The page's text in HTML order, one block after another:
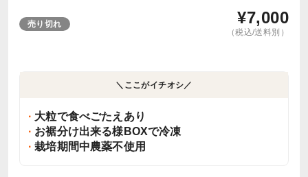
売り切れ ¥7,000
（税込/送料別）
＼ここがイチオシ／
大粒で食べごたえあり
お裾分け出来る様BOXで冷凍
栽培期間中農薬不使用